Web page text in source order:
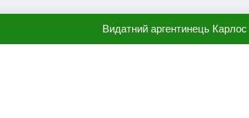
Видатний аргентинець